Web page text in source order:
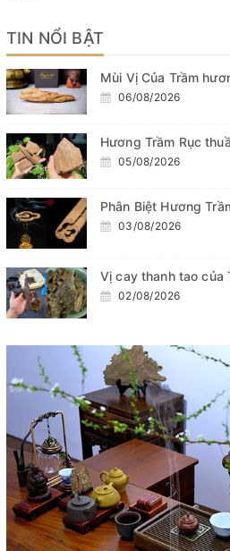
TIN NỔI BẬT
Mùi Vị Của Trầm
06/08/2026
Hương Trầm Rục
05/08/2026
Phân Biệt Hương
03/08/2026
Vị cay thanh tao của
02/08/2026